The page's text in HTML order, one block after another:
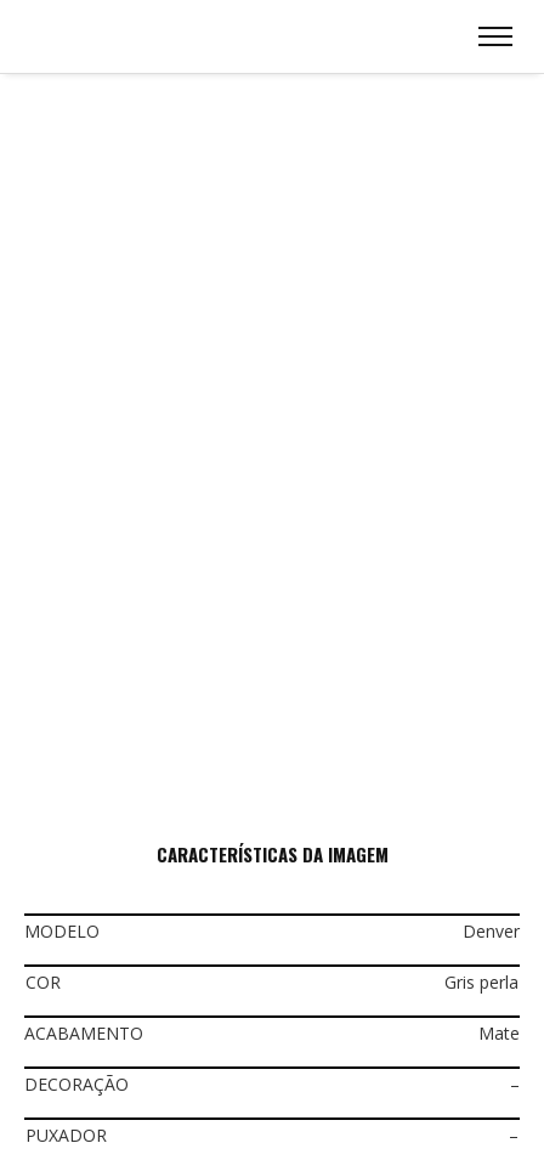
CARACTERÍSTICAS DA IMAGEM
MODELO Denver
COR Gris perla
ACABAMENTO Mate
DECORAÇÃO –
PUXADOR –